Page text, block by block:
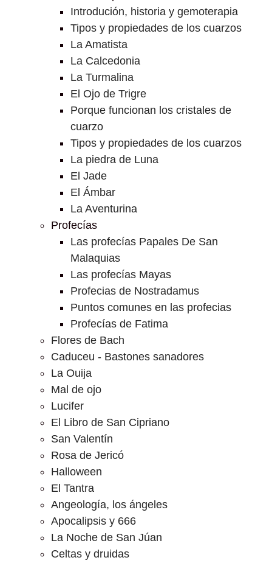
Introdución, historia y gemoterapia
Tipos y propiedades de los cuarzos
La Amatista
La Calcedonia
La Turmalina
El Ojo de Trigre
Porque funcionan los cristales de
cuarzo
Tipos y propiedades de los cuarzos
La piedra de Luna
El Jade
El Ámbar
La Aventurina
Profecías
Las profecías Papales De San
Malaquias
Las profecías Mayas
Profecias de Nostradamus
Puntos comunes en las profecias
Profecías de Fatima
Flores de Bach
Caduceu - Bastones sanadores
La Ouija
Mal de ojo
Lucifer
El Libro de San Cipriano
San Valentín
Rosa de Jericó
Halloween
El Tantra
Angeología, los ángeles
Apocalipsis y 666
La Noche de San Júan
Celtas y druidas